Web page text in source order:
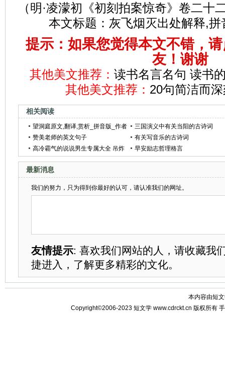
（明·凌濛初《初刻拍案惊奇》卷二十
本文标题： 灰飞烟灭出处解释,
提示：如果您觉得本文不错，
友！谢谢
其他美文推荐： 读书名言名句 读书
其他美文推荐： 20句简洁而
相关阅读
望洞庭原文,翻译,赏析_拼音版_作者
刘禹锡
三国演义中有关当阳的古诗词
赞美老师的英文句子
有关写音乐的古诗词
高冷霸气的说说男生专属大全 吊炸
早安励志哲理格言
最新消息
我们的努力，只为得到你最好的认可，请认准我们的网址。
友情提示: 喜欢我们网站的人，请收藏我
捷进入，了解更多精彩的文化。
本内容由短
Copyright©2006-2023 短文学 www.cdrckt.cn 版权所有